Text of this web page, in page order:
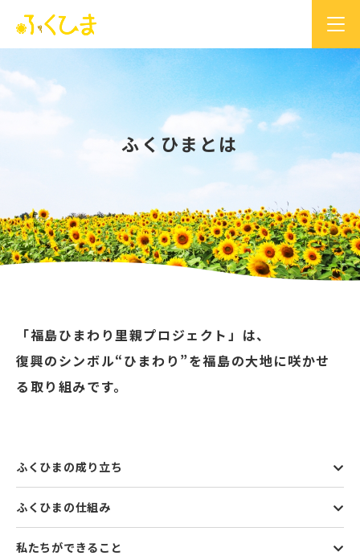
ふくひまとは
「福島ひまわり里親プロジェクト」は、
復興のシンボル“ひまわり”を福島の大地に咲かせ
る取り組みです。
ふくひまの成り立ち
ふくひまの仕組み
私たちができること